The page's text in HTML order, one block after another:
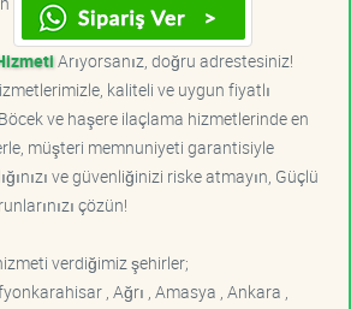
Arıyorsanız, doğru adrestesiniz!
kaliteli ve uygun fiyatlı
ve haşere ilaçlama hizmetlerinde en
müşteri memnuniyeti garantisiyle
ve güvenliğinizi riske atmayın, Güçlü
çözün!
verdiğimiz şehirler;
, Ağrı , Amasya , Ankara ,